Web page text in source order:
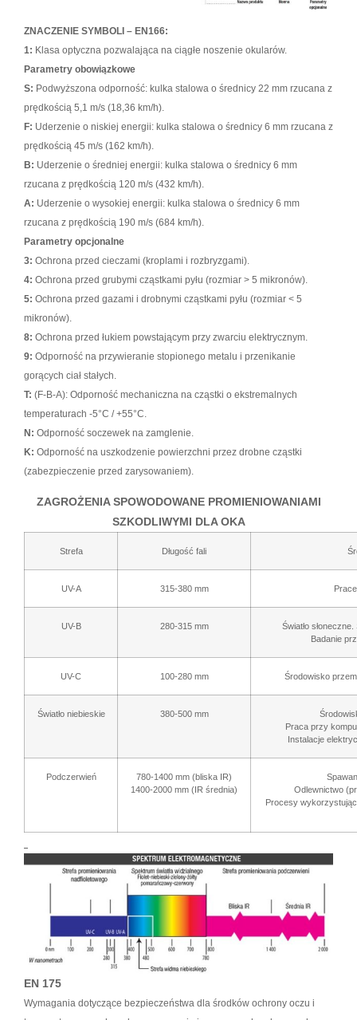
ZNACZENIE SYMBOLI – EN166:
1: Klasa optyczna pozwalająca na ciągłe noszenie okularów.
Parametry obowiązkowe
S: Podwyższona odporność: kulka stalowa o średnicy 22 mm rzucana z
prędkością 5,1 m/s (18,36 km/h).
F: Uderzenie o niskiej energii: kulka stalowa o średnicy 6 mm rzucana z
prędkością 45 m/s (162 km/h).
B: Uderzenie o średniej energii: kulka stalowa o średnicy 6 mm
rzucana z prędkością 120 m/s (432 km/h).
A: Uderzenie o wysokiej energii: kulka stalowa o średnicy 6 mm
rzucana z prędkością 190 m/s (684 km/h).
Parametry opcjonalne
3: Ochrona przed cieczami (kroplami i rozbryzgami).
4: Ochrona przed grubymi cząstkami pyłu (rozmiar > 5 mikronów).
5: Ochrona przed gazami i drobnymi cząstkami pyłu (rozmiar < 5
mikronów).
8: Ochrona przed łukiem powstającym przy zwarciu elektrycznym.
9: Odporność na przywieranie stopionego metalu i przenikanie
gorących ciał stałych.
T: (F-B-A): Odporność mechaniczna na cząstki o ekstremalnych
temperaturach -5°C / +55°C.
N: Odporność soczewek na zamglenie.
K: Odporność na uszkodzenie powierzchni przez drobne cząstki
(zabezpieczenie przed zarysowaniem).
ZAGROŻENIA SPOWODOWANE PROMIENIOWANIAMI
SZKODLIWYMI DLA OKA
Strefa Długość fali
UV-A 315-380 mm
UV-B 280-315 mm
Światło
Badanie
UV-C 100-280 mm Środowisko
Światło niebieskie 380-500 mm
Praca przy
Instalacje
Podczerwień
780-1400 mm (bliska IR)
1400-2000 mm (IR średnia)
Odlewnictwo
Procesy
EN 175
Wymagania dotyczące bezpieczeństwa dla środków ochrony oczu i